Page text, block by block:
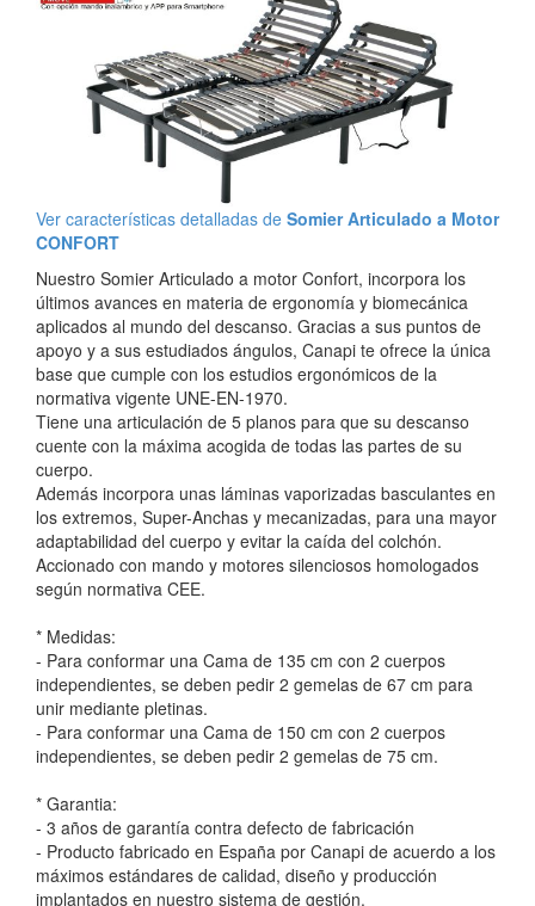
Ver características detalladas de Somier Articulado a Motor
CONFORT
Nuestro Somier Articulado a motor Confort, incorpora los
últimos avances en materia de ergonomía y biomecánica
aplicados al mundo del descanso. Gracias a sus puntos de
apoyo y a sus estudiados ángulos, Canapi te ofrece la única
base que cumple con los estudios ergonómicos de la
normativa vigente UNE-EN-1970.
Tiene una articulación de 5 planos para que su descanso
cuente con la máxima acogida de todas las partes de su
cuerpo.
Además incorpora unas láminas vaporizadas basculantes en
los extremos, Super-Anchas y mecanizadas, para una mayor
adaptabilidad del cuerpo y evitar la caída del colchón.
Accionado con mando y motores silenciosos homologados
según normativa CEE.
* Medidas:
- Para conformar una Cama de 135 cm con 2 cuerpos
independientes, se deben pedir 2 gemelas de 67 cm para
unir mediante pletinas.
- Para conformar una Cama de 150 cm con 2 cuerpos
independientes, se deben pedir 2 gemelas de 75 cm.
* Garantia:
- 3 años de garantía contra defecto de fabricación
- Producto fabricado en España por Canapi de acuerdo a los
máximos estándares de calidad, diseño y producción
implantados en nuestro sistema de gestión.